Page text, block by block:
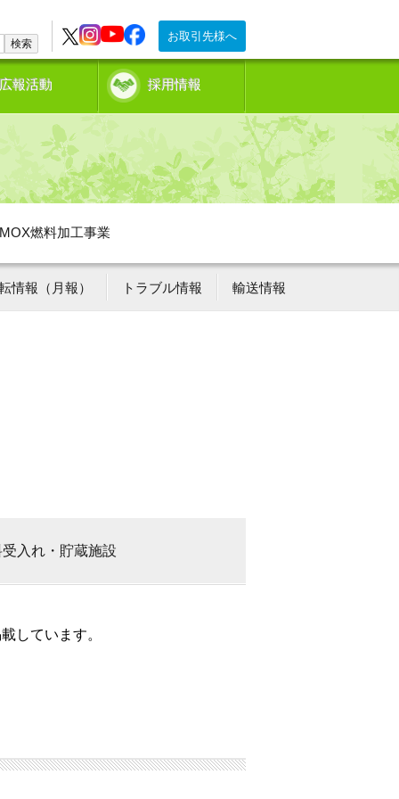
お取引先様へ
検索
報活動 採用情報
燃料加工事業
情報（月報） トラブル情報 輸送情報
受入れ・貯蔵施設
しています。